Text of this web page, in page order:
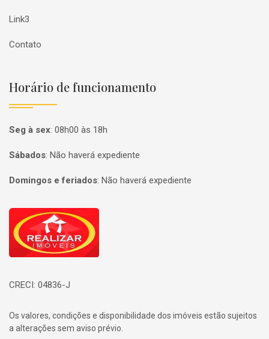
Link3
Contato
Horário de funcionamento
Seg à sex: 08h00 às 18h
Sábados: Não haverá expediente
Domingos e feriados: Não haverá expediente
Página inicial
CRECI: 04836-J
Os valores, condições e disponibilidade dos imóveis estão sujeitos
a alterações sem aviso prévio.